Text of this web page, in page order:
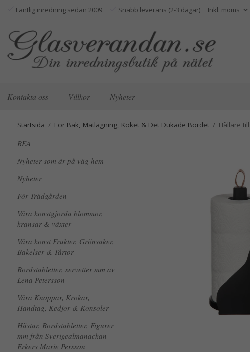
Lantlig inredning sedan 2009 Snabb leverans (2-3 dagar)
Kontakta oss Villkor Nyheter
Startsida / För Bak, Matlagning, Köket & Det Dukade Bordet / Hållare
REA
Nyheter som är på väg hem
Nyheter
För Trädgården
Våra konstgjorda blommor,
kransar & växter
Våra konst Frukter, Grönsaker,
Bakelser & Tårtor
Bordstabletter, servetter mm av
Lena Petersson
Våra Knoppar, Krokar,
Handtag, Kedjor & Konsoler
Hästar, Bordstabletter, Figurer
mm från Sverigealmanackan
Erkers Marie Persson